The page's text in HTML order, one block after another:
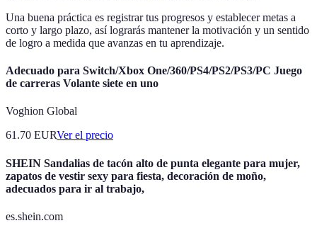
Una buena práctica es registrar tus progresos y establecer metas a
corto y largo plazo, así lograrás mantener la motivación y un sentido
de logro a medida que avanzas en tu aprendizaje.
Adecuado para Switch/Xbox One/360/PS4/PS2/PS3/PC Juego
de carreras Volante siete en uno
Voghion Global
61.70 EURVer el precio
SHEIN Sandalias de tacón alto de punta elegante para mujer,
zapatos de vestir sexy para fiesta, decoración de moño,
adecuados para ir al trabajo,
es.shein.com